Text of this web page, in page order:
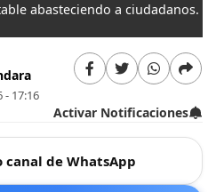
abasteciendo a ciudadanos.
- 17:16
Activar Notificaciones
canal de WhatsApp